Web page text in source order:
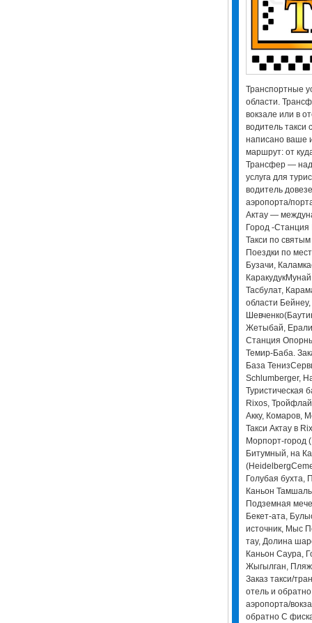
Транспортные
области.
вокзале или в
водитель такси
написано ваше
маршрут: от
Трансфер —
услуга для
водитель
аэропорта/
Актау —
Город -Станция
Такси по
Поездки по
Бузачи,
Тасбулат,
области
Жетыбай,
Станция
Темир-Баба.
База
Schlumberger,
Туристическая
Rixos,
Акку, Комаров,
Такси Актау в
Морпорт-город
Битумный, на
Голубая бухта,
Каньон
Подземная
Бекет-ата,
источник, Мыс
тау, Долина
Каньон Саура,
Жыгылган, Пляж
Заказ такси/
отель и
аэропорта/
обратно С